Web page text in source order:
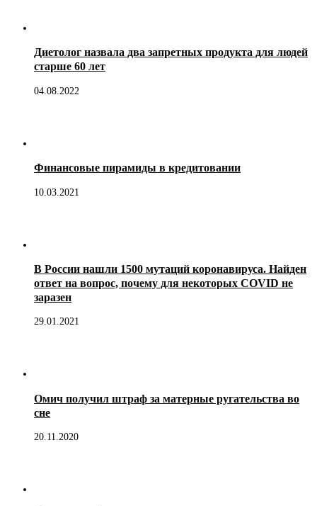
Диетолог назвала два запретных продукта для людей
старше 60 лет
04.08.2022
Финансовые пирамиды в кредитовании
10.03.2021
В России нашли 1500 мутаций коронавируса. Найден
ответ на вопрос, почему для некоторых COVID не
заразен
29.01.2021
Омич получил штраф за матерные ругательства во
сне
20.11.2020